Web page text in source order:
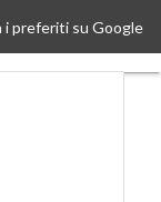
i preferiti su Google